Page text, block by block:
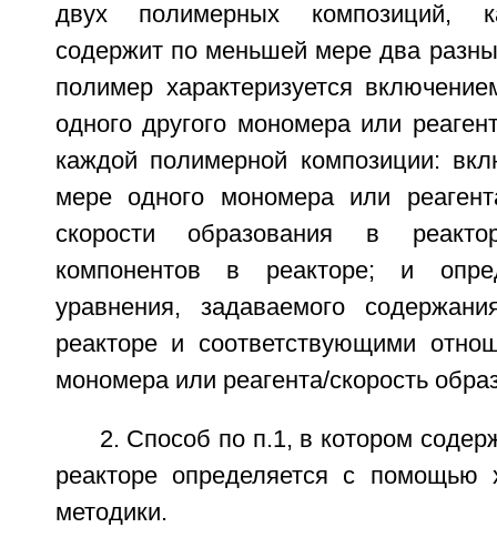
двух полимерных композиций,
содержит по меньшей мере два
полимер характеризуется
одного другого мономера или
каждой полимерной композиции:
мере одного мономера или
скорости образования в
компонентов в реакторе; и
уравнения, задаваемого
реакторе и соответствующими
мономера или реагента/скорость
2. Способ по п.1, в котором
реакторе определяется с помощью
методики.